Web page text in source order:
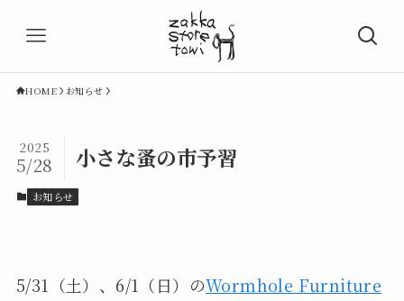
HOME お知らせ
小さな蚤の市予習
2025
5/28
お知らせ
5/31（土）、6/1（日）のWormhole Furniture